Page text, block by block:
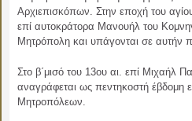
Αρχιεπισκόπων. Στην εποχή του
επί αυτοκράτορα Μανουήλ του
Μητρόπολη και υπάγονται σε αυτήν
Στο β΄μισό του 13ου αι. επί Μιχαήλ
αναγράφεται ως πεντηκοστή έβδομη
Μητροπόλεων.